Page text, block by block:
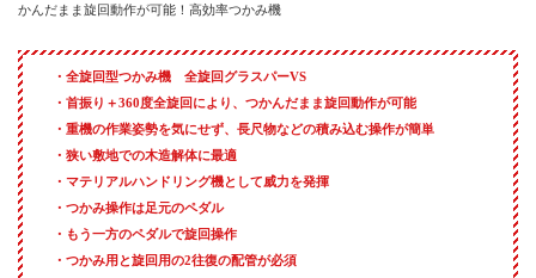
つかんだまま旋回動作が可能！高効率つかみ機
全旋回型つかみ機 全旋回グラスパーVS
首振り＋360度全旋回により、つかんだまま旋回動作が可能
重機の作業姿勢を気にせず、長尺物などの積み込む操作が簡単
狭い敷地での木造解体に最適
マテリアルハンドリング機として威力を発揮
つかみ操作は足元のペダル
もう一方のペダルで旋回操作
つかみ用と旋回用の2往復の配管が必須